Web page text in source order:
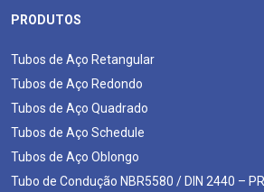
PRODUTOS
Tubos de Aço Retangular
Tubos de Aço Redondo
Tubos de Aço Quadrado
Tubos de Aço Schedule
Tubos de Aço Oblongo
Tubo de Condução NBR5580 / DIN 2440 –